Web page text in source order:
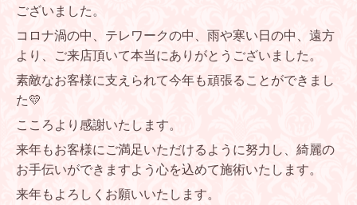
ございました。
コロナ渦の中、テレワークの中、雨や寒い日の中、遠方
より、ご来店頂いて本当にありがとうございました。
素敵なお客様に支えられて今年も頑張ることができまし
た💛
こころより感謝いたします。
来年もお客様にご満足いただけるように努力し、綺麗の
お手伝いができますよう心を込めて施術いたします。
来年もよろしくお願いいたします。